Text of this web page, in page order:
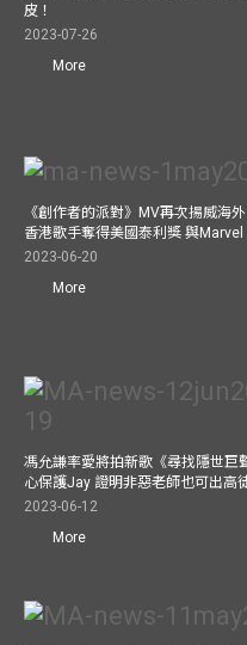
皮！
2023-07-26
More
《創作者的派對》MV再次揚威海
香港歌手奪得美國泰利獎 與Marvel
2023-06-20
More
馮允謙率愛將拍新歌《尋找隱世巨
心保護Jay 證明非惡老師也可出高
2023-06-12
More